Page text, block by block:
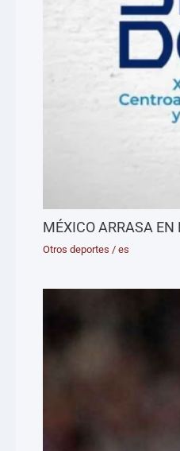
MÉXICO ARRASA EN
Otros deportes /es